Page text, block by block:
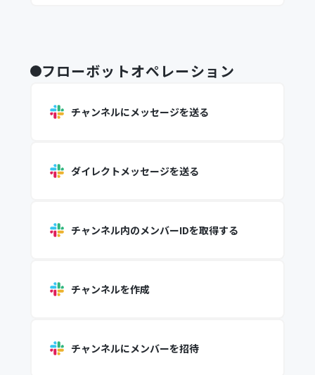
フローボットオペレーション
チャンネルにメッセージを送る
ダイレクトメッセージを送る
チャンネル内のメンバーIDを取得する
チャンネルを作成
チャンネルにメンバーを招待